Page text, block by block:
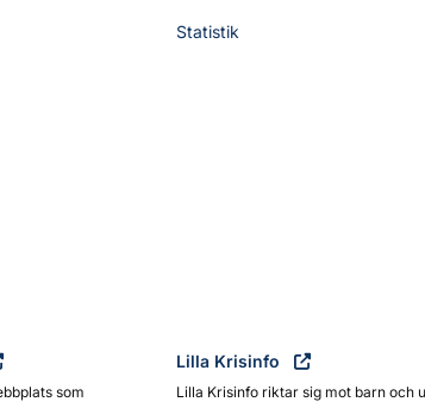
Statistik
som
Lilla Krisinfo
Lilla Krisinfo riktar sig mot barn och